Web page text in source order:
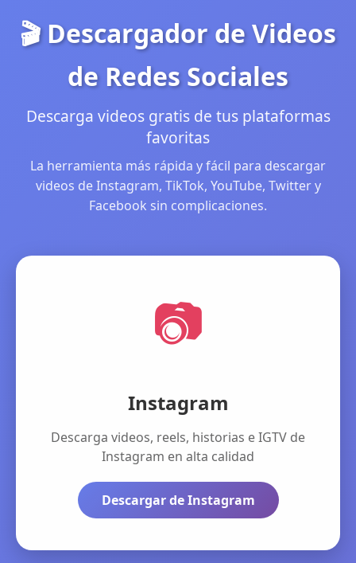
🎬 Descargador de Videos
de Redes Sociales
Descarga videos gratis de tus plataformas
favoritas
La herramienta más rápida y fácil para descargar
videos de Instagram, TikTok, YouTube, Twitter y
Facebook sin complicaciones.
📷
Instagram
Descarga videos, reels, historias e IGTV de
Instagram en alta calidad
Descargar de Instagram